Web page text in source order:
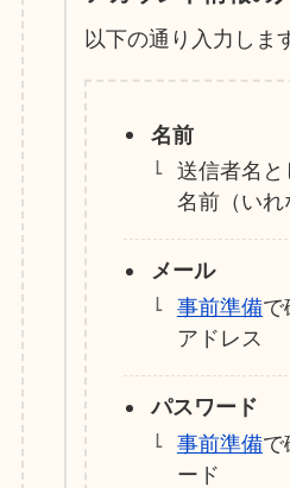
以下の通り入力しま
名前
送信者名と
名前（いれ
メール
事前準備で
アドレス
パスワード
事前準備で
ード